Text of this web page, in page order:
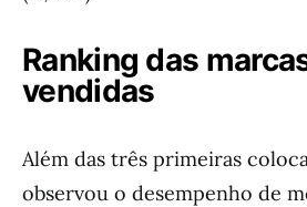
Ranking das
vendidas
Além das três primeiras
observou o desempenho de